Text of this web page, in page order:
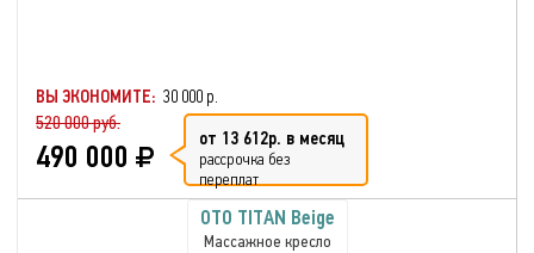
ВЫ ЭКОНОМИТЕ: 30 000 р.
520 000 руб.
490 000 от 13 612р. в месяц
рассрочка без
переплат
OTO TITAN Beige
Массажное кресло